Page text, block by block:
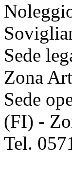
Sede
Zona
Sede
(FI) -
Tel.